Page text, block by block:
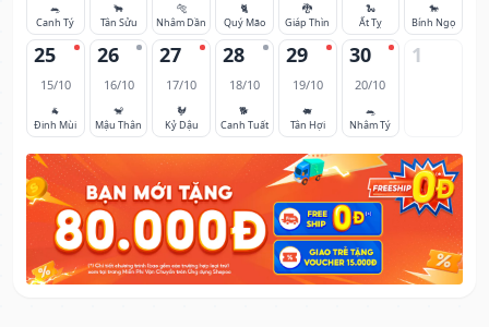
🐀
Canh Tý
🐂
Tân Sửu
🐅
Nhâm Dần
🐈
Quý Mão
🐉
Giáp Thìn
🐍
Ất Tỵ
🐎
Bính Ngọ
25
15/10
🐐
Đinh Mùi
26
16/10
🐒
Mậu Thân
27
17/10
🐓
Kỷ Dậu
28
18/10
🐕
Canh Tuất
29
19/10
🐖
Tân Hợi
30
20/10
🐀
Nhâm Tý
1